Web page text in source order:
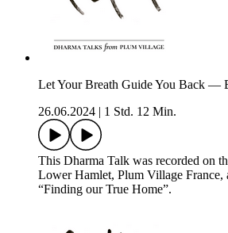
Let Your Breath Guide You Back —
26.06.2024
1 Std. 12 Min.
This Dharma Talk was recorded on
Lower Hamlet, Plum Village France,
“Finding our True Home”.